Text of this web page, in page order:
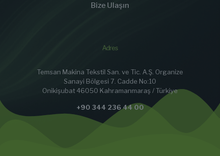
Bize Ulaşın
Adres
Temsan Makina Tekstil San. ve Tic. A.Ş. Organize
Sanayi Bölgesi 7. Cadde No:10
Onikişubat 46050 Kahramanmaraş / Türkiye
+90 344 236 44 00